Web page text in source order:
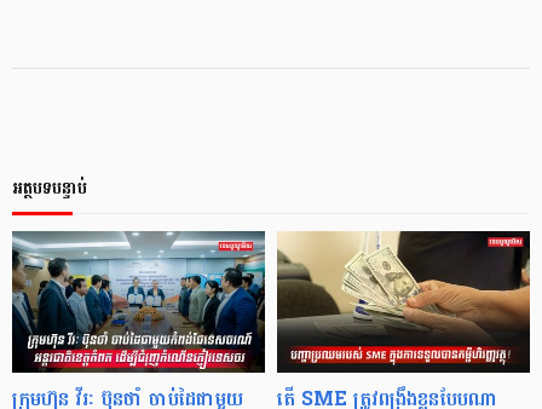
អត្ថបទបន្ទាប់
ក្រុមហ៊ុន វីរៈ ប៊ុនថាំ ចាប់ដៃជាមួយ
តើ SME ត្រូវពង្រឹងខ្លួនបែបណា